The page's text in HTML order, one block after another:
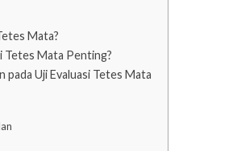
Mata?
Tetes Mata Penting?
pada Uji Evaluasi Tetes Mata